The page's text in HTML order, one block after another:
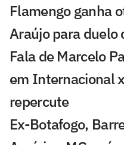
Flamengo ganha
Araújo para duelo
Fala de Marcelo
em Internacional
repercute
Ex-Botafogo,